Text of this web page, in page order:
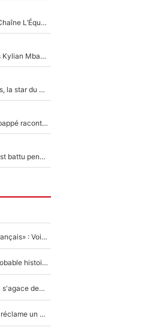
Un chroniqueur de L’Équipe du Soir viré par La Chaîne L’Équipe : Même Olivier Ménard n’avait pas pu empêcher son départ, «je l’ai appris sur Twitter, je l’ai vécu assez mal»
Loin du Real Madrid et du PSG, les inséparables Kylian Mbappé et Achraf Hakimi changent d'équipe le temps d'une journée !
Antoine Dupont en deuil : Pendant ses vacances, la star du XV de France a perdu sa grand-mère
«Je ne sais pas pourquoi j’ai dit ça...» : Kylian Mbappé raconte sa première rencontre avec Zinédine Zidane (et c’est très drôle)
Départ de Roberto De Zerbi - Medhi Benatia s'est battu pendant six mois pour le retenir à l'OM, le PSG a été le naufrage de trop : «Je pars avec toi»
«C'est un beau salaire par rapport à 90 % des Français» : Voilà combien touchait Nelson Monfort sur France Télévisions avant de rejoindre CNews
«Elle était en couple avec un ami à moi» : L’improbable histoire derrière la «seule relation longue» de Novak Djokovic
Wimbledon : Mis sous pression, Novak Djokovic s'agace devant la presse !
«Trop de conflits» : Mécontent, Novak Djokovic réclame un grand changement !